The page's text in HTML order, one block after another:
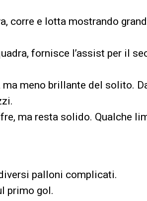
corre e lotta mostrando
fornisce l’assist per il
meno brillante del solito.
ma resta solido. Qualche
palloni complicati.
primo gol.